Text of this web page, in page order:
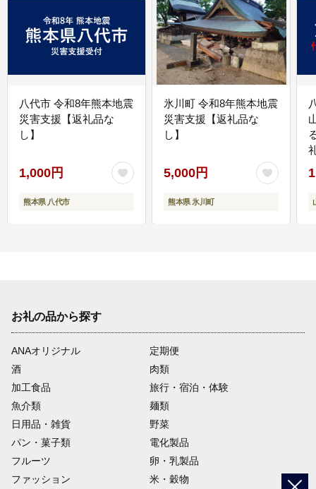
八代市 令和8年熊本地震
災害支援【返礼品な
し】
1,000円
熊本県 八代市
氷川町 令和8年熊本地震
災害支援【返礼品な
し】
5,000円
熊本県 氷川町
お礼の品から探す
ANAオリジナル
定期便
酒
肉類
加工食品
旅行・宿泊・体験
魚介類
麺類
日用品・雑貨
野菜
パン・菓子類
電化製品
フルーツ
卵・乳製品
ファッション
米・穀物